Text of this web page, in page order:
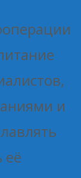
и
её